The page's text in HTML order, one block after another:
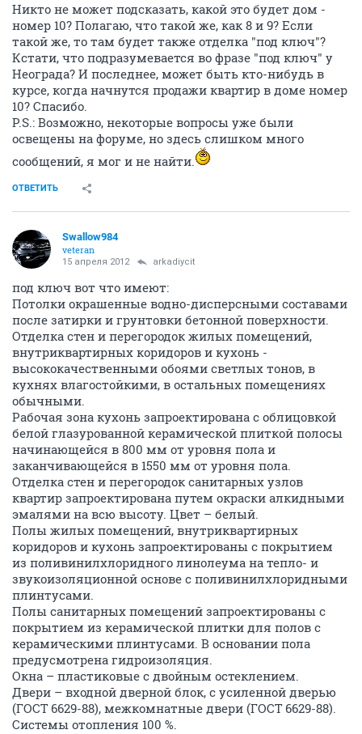
Никто не может подсказать, какой это будет дом -
номер 10? Полагаю, что такой же, как 8 и 9? Если
такой же, то там будет также отделка "под ключ"?
Кстати, что подразумевается во фразе "под ключ" у
Неограда? И последнее, может быть кто-нибудь в
курсе, когда начнутся продажи квартир в доме номер
10? Спасибо.
P.S.: Возможно, некоторые вопросы уже были
освещены на форуме, но здесь слишком много
сообщений, я мог и не найти.
ОТВЕТИТЬ
Swallow984
veteran
15 апреля 2012 arkadiycit
под ключ вот что имеют:
Потолки окрашенные водно-дисперсными составами
после затирки и грунтовки бетонной поверхности.
Отделка стен и перегородок жилых помещений,
внутриквартирных коридоров и кухонь -
высококачественными обоями светлых тонов, в
кухнях влагостойкими, в остальных помещениях
обычными.
Рабочая зона кухонь запроектирована с облицовкой
белой глазурованной керамической плиткой полосы
начинающейся в 800 мм от уровня пола и
заканчивающейся в 1550 мм от уровня пола.
Отделка стен и перегородок санитарных узлов
квартир запроектирована путем окраски алкидными
эмалями на всю высоту. Цвет – белый.
Полы жилых помещений, внутриквартирных
коридоров и кухонь запроектированы с покрытием
из поливинилхлоридного линолеума на тепло- и
звукоизоляционной основе с поливинилхлоридными
плинтусами.
Полы санитарных помещений запроектированы с
покрытием из керамической плитки для полов с
керамическими плинтусами. В основании пола
предусмотрена гидроизоляция.
Окна – пластиковые с двойным остеклением.
Двери – входной дверной блок, с усиленной дверью
(ГОСТ 6629-88), межкомнатные двери (ГОСТ 6629-88).
Системы отопления 100 %.